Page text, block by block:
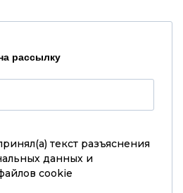
рассылку
текст разъяснения
данных и
cookie